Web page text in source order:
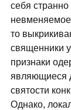
себя
невменяемое
то
священники
признаки
являющиеся
святости
Однако,